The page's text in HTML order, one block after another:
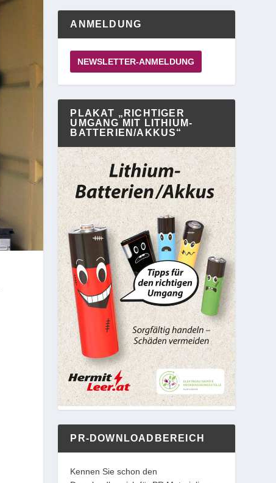
ANMELDUNG
NEWSLETTER-ANMELDUNG
PLAKAT „RICHTIGER
UMGANG MIT LITHIUM-
BATTERIEN/AKKUS“
PR-DOWNLOADBEREICH
Kennen Sie schon den